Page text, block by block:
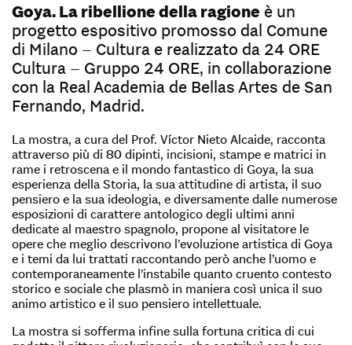
Goya. La ribellione della ragione è un
progetto espositivo promosso dal Comune
di Milano – Cultura e realizzato da 24 ORE
Cultura – Gruppo 24 ORE, in collaborazione
con la Real Academia de Bellas Artes de San
Fernando, Madrid.
La mostra, a cura del Prof. Víctor Nieto Alcaide, racconta
attraverso più di 80 dipinti, incisioni, stampe e matrici in
rame i retroscena e il mondo fantastico di Goya, la sua
esperienza della Storia, la sua attitudine di artista, il suo
pensiero e la sua ideologia, e diversamente dalle numerose
esposizioni di carattere antologico degli ultimi anni
dedicate al maestro spagnolo, propone al visitatore le
opere che meglio descrivono l’evoluzione artistica di Goya
e i temi da lui trattati raccontando però anche l’uomo e
contemporaneamente l’instabile quanto cruento contesto
storico e sociale che plasmò in maniera così unica il suo
animo artistico e il suo pensiero intellettuale.
La mostra si sofferma infine sulla fortuna critica di cui